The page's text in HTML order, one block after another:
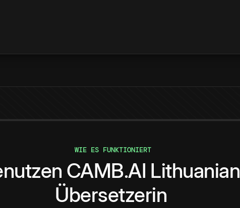
WIE ES FUNKTIONIERT
CAMB.AI Lithuanian
Übersetzerin